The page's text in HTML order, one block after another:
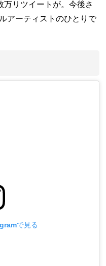
万リツイートが。今後さ
アーティストのひとりで
で見る